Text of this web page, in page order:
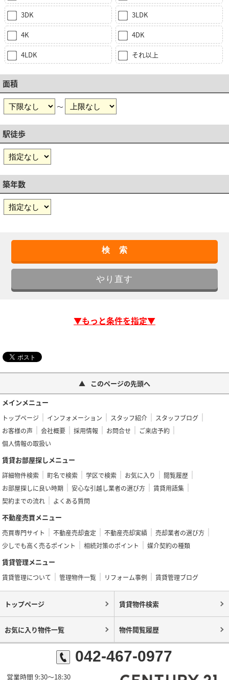
3DK 3LDK
4K 4DK
4LDK それ以上
面積
～
駅徒歩
築年数
▼もっと条件を指定▼
このページの先頭へ
メインメニュー
トップページ インフォメーション スタッフ紹介
スタッフブログ
お客様の声
会社概要 採用情報 お問合せ
ご来店予約
個人情報の取扱い
賃貸お部屋探しメニュー
詳細物件検索 町名で検索 学区で検索 お気に入り
閲覧履歴
お部屋探しに良い時期
安心な引越し業者の選び方
賃貸用語集
契約までの流れ
よくある質問
不動産売買メニュー
売買専門サイト 不動産売却査定 不動産売却実績
売却業者の選び方
少しでも高く売るポイント
相続対策のポイント 媒介契約の種類
賃貸管理メニュー
賃貸管理について 管理物件一覧 リフォーム事例 賃貸管理ブログ
トップページ 賃貸物件検索
お気に入り物件一覧 物件閲覧履歴
042-467-0977
営業時間 9:30～18:30